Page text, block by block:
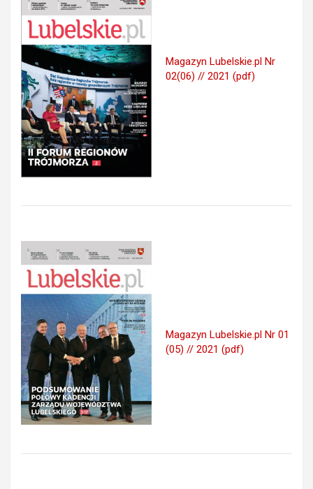
Magazyn Lubelskie.pl Nr
02(06) // 2021 (pdf)
Magazyn Lubelskie.pl Nr 01
(05) // 2021 (pdf)